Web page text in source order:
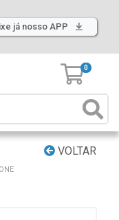
já nosso APP
0
VOLTAR